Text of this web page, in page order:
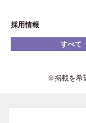
採用情報
すべて
※掲載を希